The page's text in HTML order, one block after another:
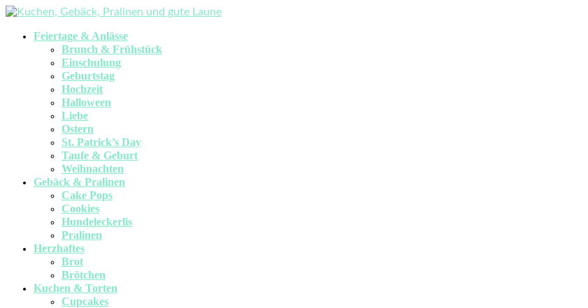
Feiertage & Anlässe
Brunch & Frühstück
Einschulung
Geburtstag
Hochzeit
Halloween
Liebe
Ostern
St. Patrick’s Day
Taufe & Geburt
Weihnachten
Gebäck & Pralinen
Cake Pops
Cookies
Hundeleckerlis
Pralinen
Herzhaftes
Brot
Brötchen
Kuchen & Torten
Cupcakes